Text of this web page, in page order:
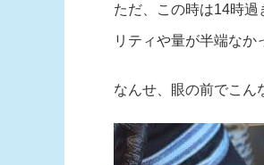
ただ、この時は14時
リティや量が半端なか
なんせ、眼の前でこん